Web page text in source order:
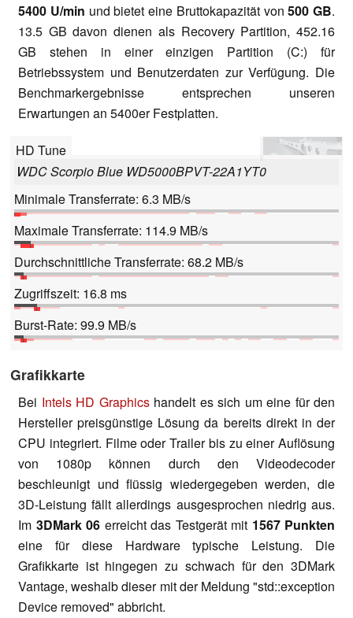
5400 U/min und bietet eine Bruttokapazität von500 GB.
13.5 GB davon dienen als Recovery Partition, 452.16
GB stehen in einer einzigen Partition (C:) für
Betriebssystem und Benutzerdaten zur Verfügung. Die
Benchmarkergebnisse entsprechen unseren
Erwartungen an 5400er Festplatten.
HD Tune
WDC Scorpio Blue WD5000BPVT-22A1YT0
Minimale Transferrate: 6.3 MB/s
Maximale Transferrate: 114.9 MB/s
Durchschnittliche Transferrate: 68.2 MB/s
Zugriffszeit: 16.8 ms
Burst-Rate: 99.9 MB/s
Grafikkarte
Bei Intels HD Graphicshandelt es sich um eine für den
Hersteller preisgünstige Lösung da bereits direkt in der
CPU integriert. Filme oder Trailer bis zu einer Auflösung
von 1080p können durch den Videodecoder
beschleunigt und flüssig wiedergegeben werden, die
3D-Leistung fällt allerdings ausgesprochen niedrig aus.
Im 3DMark 06 erreicht das Testgerät mit 1567 Punkten
eine für diese Hardware typische Leistung. Die
Grafikkarte ist hingegen zu schwach für den 3DMark
Vantage, weshalb dieser mit der Meldung "std::exception
Device removed" abbricht.